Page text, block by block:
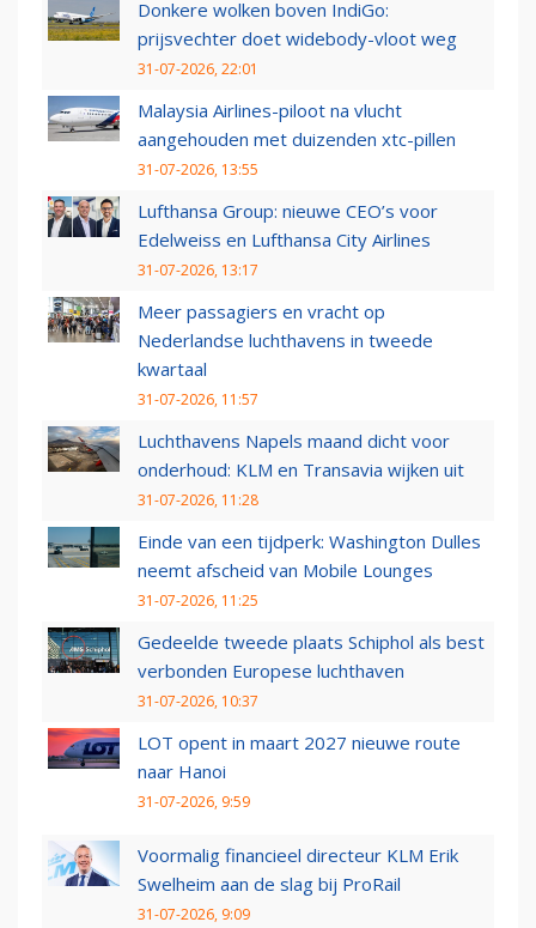
Donkere wolken boven IndiGo:
prijsvechter doet widebody-vloot weg
31-07-2026, 22:01
Malaysia Airlines-piloot na vlucht
aangehouden met duizenden xtc-pillen
31-07-2026, 13:55
Lufthansa Group: nieuwe CEO’s voor
Edelweiss en Lufthansa City Airlines
31-07-2026, 13:17
Meer passagiers en vracht op
Nederlandse luchthavens in tweede
kwartaal
31-07-2026, 11:57
Luchthavens Napels maand dicht voor
onderhoud: KLM en Transavia wijken uit
31-07-2026, 11:28
Einde van een tijdperk: Washington Dulles
neemt afscheid van Mobile Lounges
31-07-2026, 11:25
Gedeelde tweede plaats Schiphol als best
verbonden Europese luchthaven
31-07-2026, 10:37
LOT opent in maart 2027 nieuwe route
naar Hanoi
31-07-2026, 9:59
Voormalig financieel directeur KLM Erik
Swelheim aan de slag bij ProRail
31-07-2026, 9:09